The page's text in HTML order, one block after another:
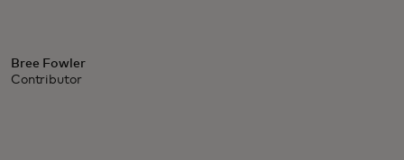
Bree Fowler
Contributor